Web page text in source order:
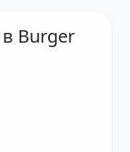
Burger